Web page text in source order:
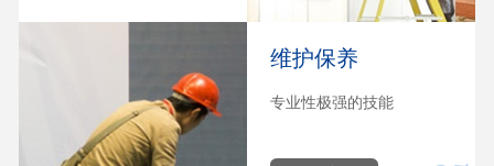
维护保养
专业性极强的技能